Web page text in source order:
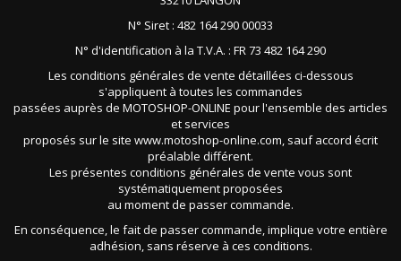
N° Siret : 482 164 290 00033
N° d'identification à la T.V.A. : FR 73 482 164 290
Les conditions générales de vente détaillées ci-dessous
s'appliquent à toutes les commandes
passées auprès de MOTOSHOP-ONLINE pour l'ensemble des articles
et services
proposés sur le site www.motoshop-online.com, sauf accord écrit
préalable différent.
Les présentes conditions générales de vente vous sont
systématiquement proposées
au moment de passer commande.
En conséquence, le fait de passer commande, implique votre entière
adhésion, sans réserve à ces conditions.